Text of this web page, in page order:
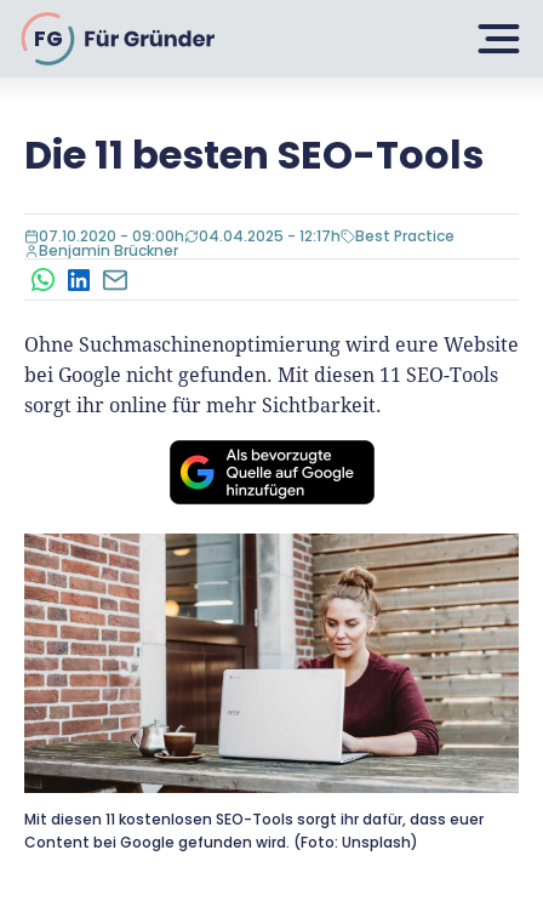
FG
Planen
Selbstständig machen
Über 500 Geschäftsideen
Bin ich ein Gründer?
Geschäftsmodell entwickeln
Businessplan schreiben
Businessplan-Vorlage & Muster
Finanzplan erstellen
Top 15 Franchise
Die besten Gründerkredite
Gründerwettbewerbe finden
Gründen
Firma gründen: 10 Tipps
Rechtsform wählen
Geschäftskonto-Vergleich
Unternehmen anmelden
Schutzrechte anmelden
Kleingewerbe anmelden
Unsere Gründungspakete
Wachsen
6 Tipps zum Start
Fördermittelcheck machen
Kunden gewinnen
Website erstellen
Rechnung schreiben
Buchhaltung erledigen
Online-Kredit anfragen
Kassensystem
Finanzieren
Fördermittel
Gründungszuschuss
Kredit für Existenzgründer
Business Angels
Kontokorrenkredit
Tools
Businessplan-Software
Business Model Canvas
Gründertest
Angebote
Unsere Gründungspakete
Die 11 besten SEO-Tools
07.10.2020 - 09:00h 04.04.2025 - 12:17h Best Practice
Benjamin Brückner
WhatsApp
LinkedIn
E-Mail
Ohne Suchmaschinenoptimierung wird eure Website
bei Google nicht gefunden. Mit diesen 11 SEO-Tools
sorgt ihr online für mehr Sichtbarkeit.
Mit diesen 11 kostenlosen SEO-Tools sorgt ihr dafür, dass euer
Content bei Google gefunden wird. (Foto: Unsplash)